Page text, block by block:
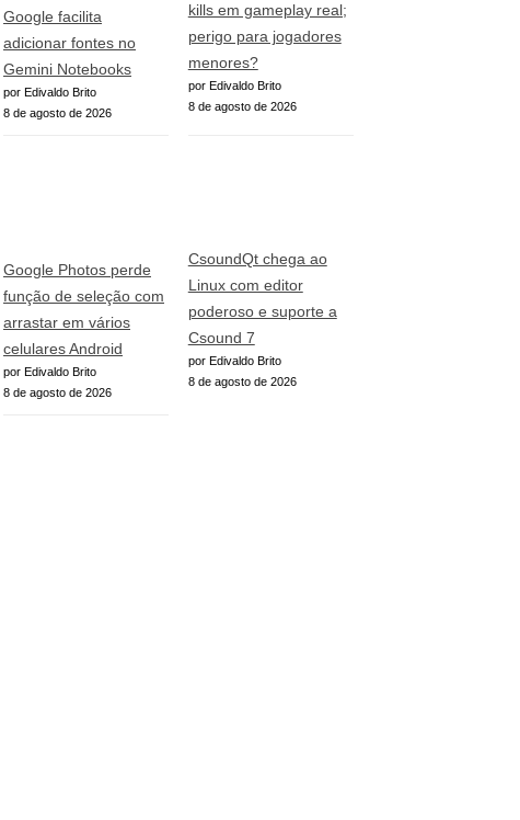
Google facilita
adicionar fontes no
Gemini Notebooks
por Edivaldo Brito
8 de agosto de 2026
kills em gameplay real;
perigo para jogadores
menores?
por Edivaldo Brito
8 de agosto de 2026
Google Photos perde
função de seleção com
arrastar em vários
celulares Android
por Edivaldo Brito
8 de agosto de 2026
CsoundQt chega ao
Linux com editor
poderoso e suporte a
Csound 7
por Edivaldo Brito
8 de agosto de 2026